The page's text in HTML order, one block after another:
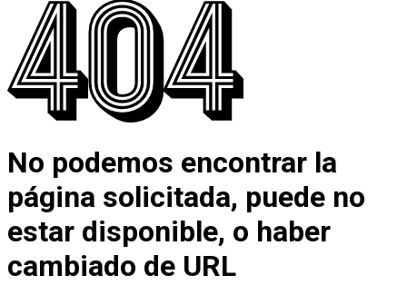
No podemos encontrar la
página solicitada, puede no
estar disponible, o haber
cambiado de URL